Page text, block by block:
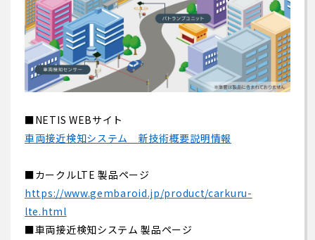
■NETIS WEBサイト
車両接近検知システム 新技術概要説明情報
■カークルLTE 製品ページ
https://www.gembaroid.jp/product/carkuru-
lte.html
■車両接近検知システム 製品ページ